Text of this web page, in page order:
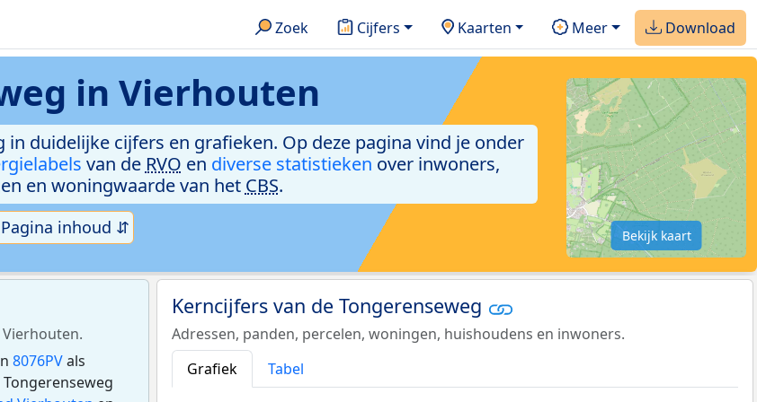
Zoek Cijfers Kaarten Meer Download
in Vierhouten
duidelijke cijfers en grafieken. Op deze pagina vind je onder
van de RVO en diverse statistieken over inwoners,
en woningwaarde van het CBS.
Pagina inhoud ⇵ Bekijk kaart
8076PVals
Kerncijfers van de Tongerenseweg
Adressen, panden, percelen, woningen, huishoudens en inwoners.
Grafiek
Tabel